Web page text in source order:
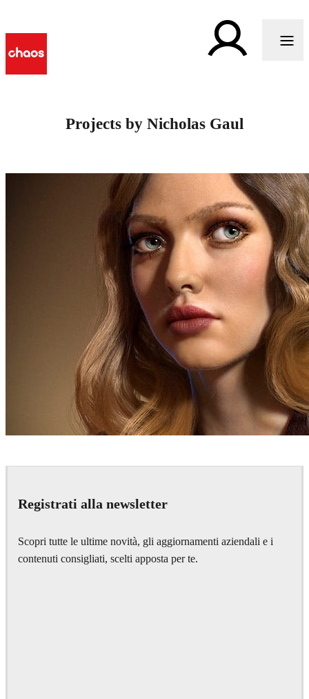
Projects by Nicholas Gaul
Registrati alla newsletter
Scopri tutte le ultime novità, gli aggiornamenti aziendali e i
contenuti consigliati, scelti apposta per te.